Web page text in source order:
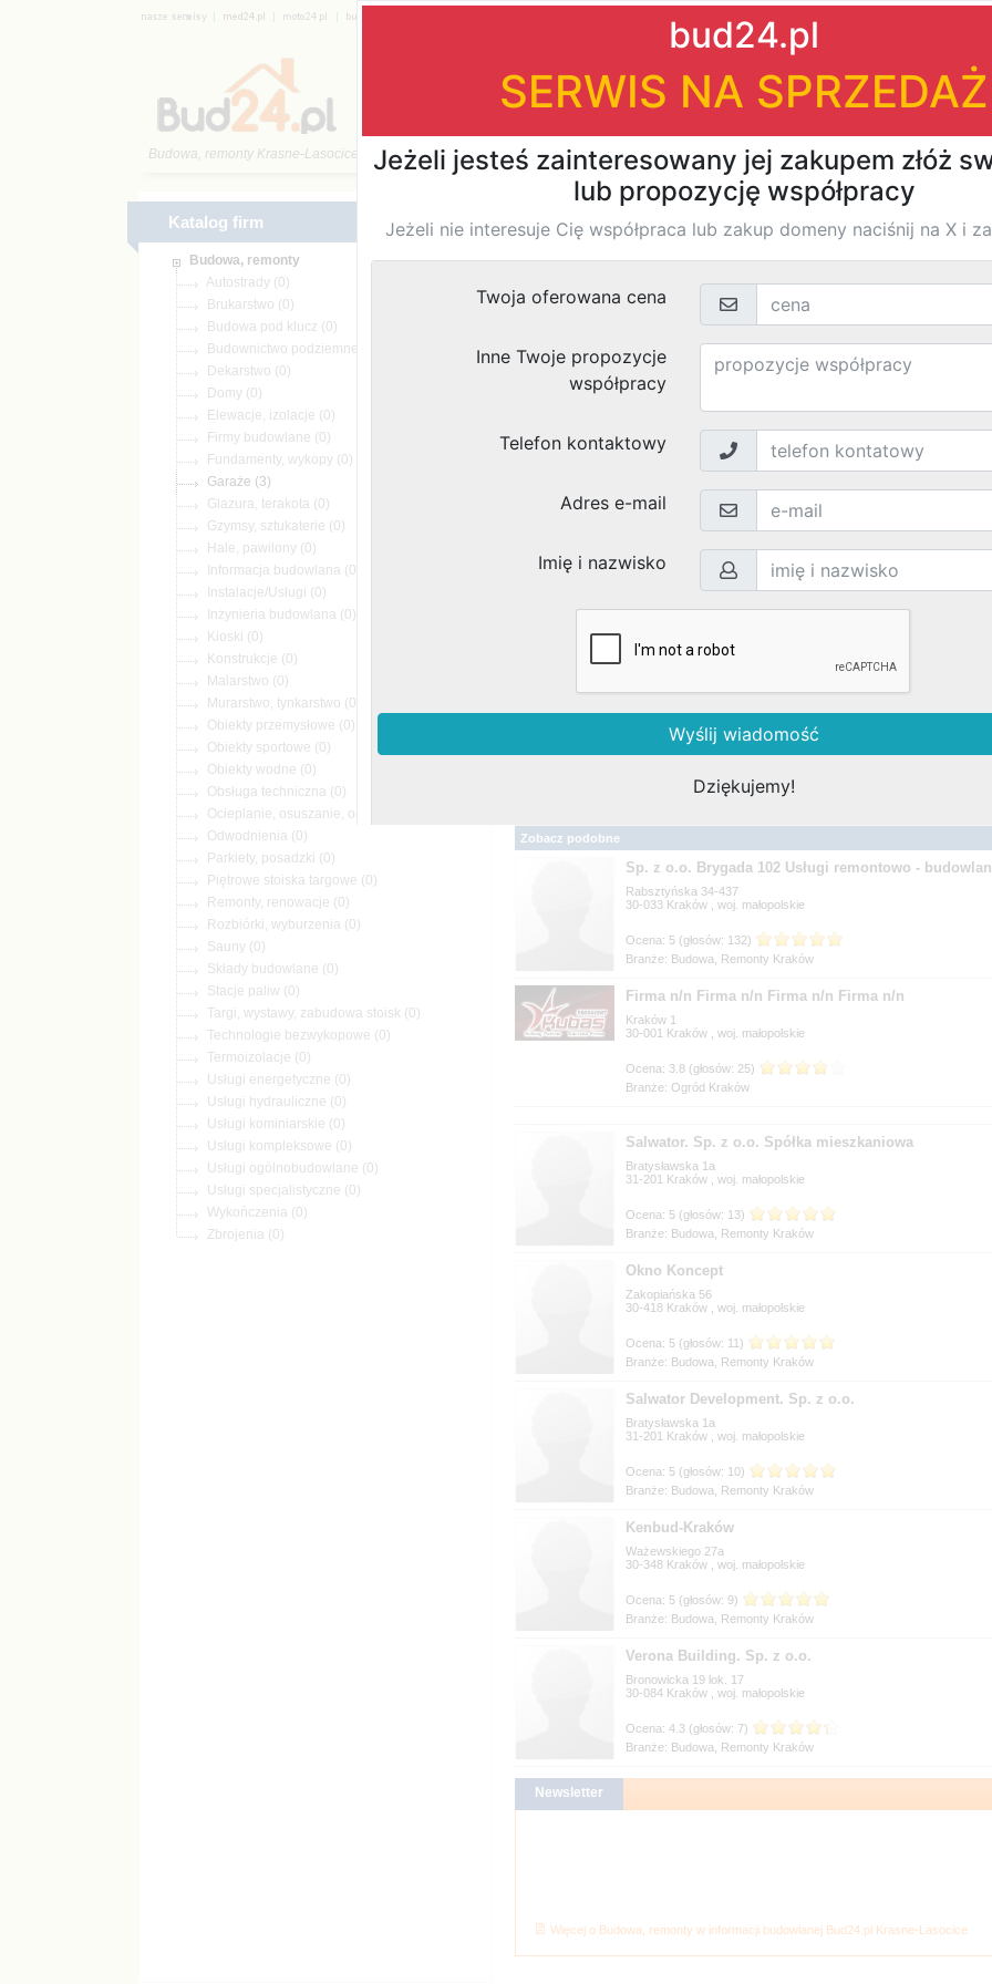
| | |
Katalog firm
Katalog firm
Autostrady (0)
Brukarstwo (0)
Budowa pod klucz (0)
Budownictwo podziemne (0)
Dekarstwo (0)
Domy (0)
Elewacje, izolacje (0)
Firmy budowlane (0)
Fundamenty, wykopy (0)
(3)
Glazura, terakota (0)
Gzymsy, sztukaterie (0)
Hale, pawilony (0)
Informacja budowlana (0)
Instalacje/Usługi (0)
Inżynieria budowlana (0)
Kioski (0)
Konstrukcje (0)
Malarstwo (0)
Murarstwo, tynkarstwo (0)
Obiekty przemysłowe (0)
Obiekty sportowe (0)
Obiekty wodne (0)
Obsługa techniczna (0)
Ocieplanie, osuszanie, odgrzybianie (0)
Odwodnienia (0)
Parkiety, posadzki (0)
Piętrowe stoiska targowe (0)
Remonty, renowacje (0)
Rozbiórki, wyburzenia (0)
Sauny (0)
Składy budowlane (0)
Stacje paliw (0)
Targi, wystawy, zabudowa stoisk (0)
Technologie bezwykopowe (0)
Termoizolacje (0)
Usługi energetyczne (0)
Usługi hydrauliczne (0)
Usługi kominiarskie (0)
Usługi kompleksowe (0)
Usługi ogólnobudowlane (0)
Usługi specjalistyczne (0)
Wykończenia (0)
Zbrojenia (0)
› ›
Znaleziono wyników
Konstal Przedsiębiorstwo Produkcyjno-Usługowo-
Producent garaży blaszanych
Krasne Lasocice 102
34-620
, woj.
Branże: Budowa, Remonty Krasne Lasocice
Abdulstal. Kurnik R.
110
Perfekt-Blach. FPUH. Gocal E.
Zobacz podobne
Sp. z o.o. Brygada 102 Usługi remontowo -
Rabsztyńska 34-437
30-033
, woj.
Branże: Budowa, Remonty Kraków
Firma n/n Firma n/n Firma n/n Firma n/n
Kraków 1
30-001
, woj.
Branże: Ogród Kraków
Salwator. Sp. z o.o. Spółka mieszkaniowa
Bratysławska 1a
31-201
, woj.
Branże: Budowa, Remonty Kraków
Okno Koncept
Zakopiańska 56
30-418
, woj.
Branże: Budowa, Remonty Kraków
Salwator Development. Sp. z o.o.
Bratysławska 1a
31-201
, woj.
Branże: Budowa, Remonty Kraków
Kenbud-Kraków
Ważewskiego 27a
30-348
, woj.
Branże: Budowa, Remonty Kraków
Verona Building. Sp. z o.o.
Bronowicka 19 lok. 17
30-084
, woj.
Branże: Budowa, Remonty Kraków
Więcej o Budowa, remonty w informacji budowlanej Bud24.pl Krasne-Lasocice